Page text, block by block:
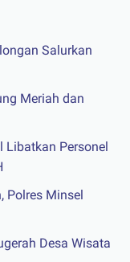
Salurkan
Meriah dan
Libatkan Personel
Polres Minsel
Desa Wisata